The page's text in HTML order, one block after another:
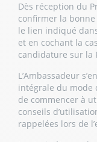
Dès réception du
confirmer la
le lien indiqué
et en cochant la
candidature sur la
L’Ambassadeur
intégrale du mode
de commencer à
conseils
rappelées lors de